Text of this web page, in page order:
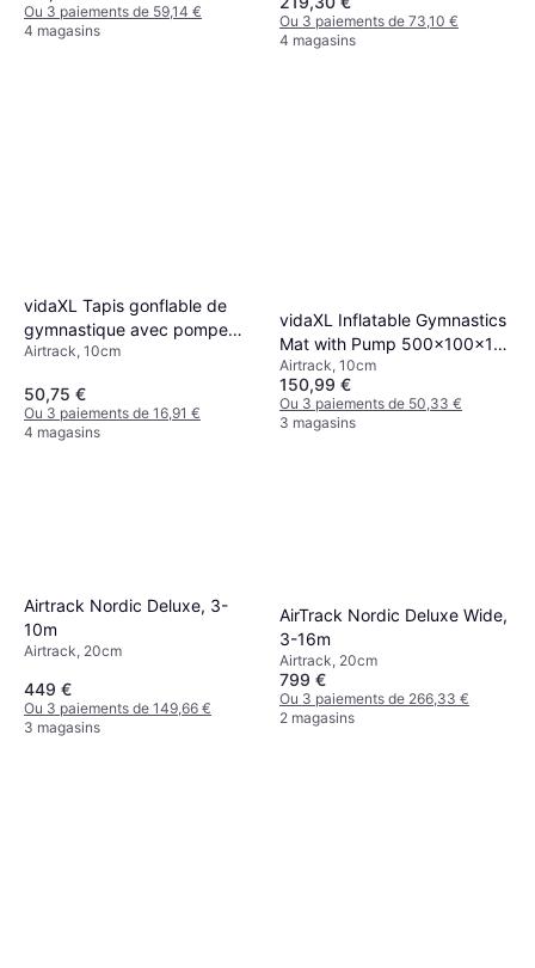
Ou 3 paiements de 59,14 €
4 magasins
Ou 3 paiements de 73,10 €
4 magasins
vidaXL Tapis gonflable de
gymnastique avec pompe
60x100x10 cm PVC Rose
Airtrack, 10cm
50,75 €
Ou 3 paiements de 16,91 €
4 magasins
vidaXL Inflatable Gymnastics
Mat with Pump 500x100x10
cm - Pink
Airtrack, 10cm
150,99 €
Ou 3 paiements de 50,33 €
3 magasins
Airtrack Nordic Deluxe, 3-
10m
Airtrack, 20cm
449 €
Ou 3 paiements de 149,66 €
3 magasins
AirTrack Nordic Deluxe Wide,
3-16m
Airtrack, 20cm
799 €
Ou 3 paiements de 266,33 €
2 magasins